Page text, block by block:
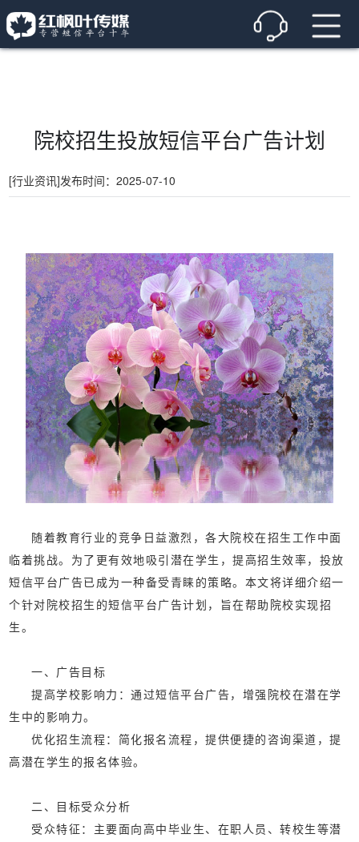
院校招生投放短信平台广告计划
[行业资讯]发布时间：2025-07-10
随着教育行业的竞争日益激烈，各大院校在招生工作中面
临着挑战。为了更有效地吸引潜在学生，提高招生效率，投放
短信平台广告已成为一种备受青睐的策略。本文将详细介绍一
个针对院校招生的短信平台广告计划，旨在帮助院校实现招
生。
一、广告目标
‌提高学校影响力：通过短信平台广告，增强院校在潜在学
生中的影响力。
‌优化招生流程‌：简化报名流程，提供便捷的咨询渠道，提
高潜在学生的报名体验。
二、目标受众分析
‌受众特征‌：主要面向高中毕业生、在职人员、转校生等潜